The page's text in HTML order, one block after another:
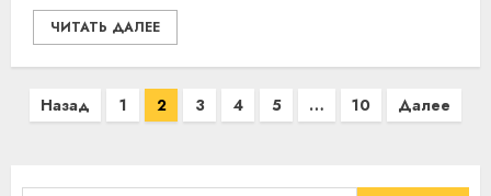
ЧИТАТЬ ДАЛЕЕ
Навигация
Назад 1 2 3 4 5 … 10 Далее